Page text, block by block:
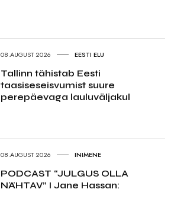
08.AUGUST 2026 EESTI ELU
Tallinn tähistab Eesti
taasiseseisvumist suure
perepäevaga lauluväljakul
08.AUGUST 2026 INIMENE
PODCAST “JULGUS OLLA
NÄHTAV” I Jane Hassan: